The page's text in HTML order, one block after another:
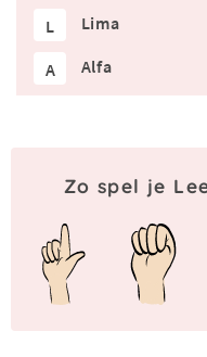
L Lima
A Alfa
Zo spel je